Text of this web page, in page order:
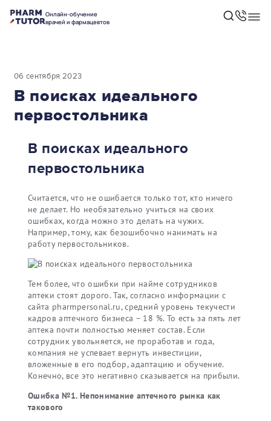
Онлайн-обучение
врачей и фармацевтов
06 сентября 2023
В поисках идеального
первостольника
В поисках идеального
первостольника
Считается, что не ошибается только тот, кто ничего
не делает. Но необязательно учиться на своих
ошибках, когда можно это делать на чужих.
Например, тому, как безошибочно нанимать на
работу первостольников.
Тем более, что ошибки при найме сотрудников
аптеки стоят дорого. Так, согласно информации с
сайта pharmpersonal.ru, средний уровень текучести
кадров аптечного бизнеса – 18 %. То есть за пять лет
аптека почти полностью меняет состав. Если
сотрудник увольняется, не проработав и года,
компания не успевает вернуть инвестиции,
вложенные в его подбор, адаптацию и обучение.
Конечно, все это негативно сказывается на прибыли.
Ошибка №1. Непонимание аптечного рынка как
такового